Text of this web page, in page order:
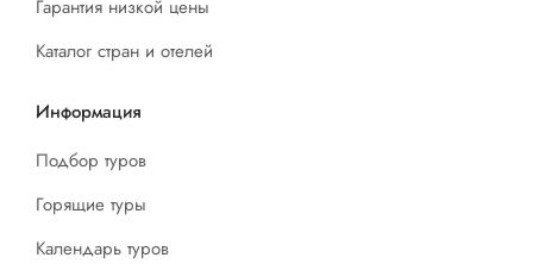
Гарантия низкой цены
Каталог стран и отелей
Информация
Подбор туров
Горящие туры
Календарь туров